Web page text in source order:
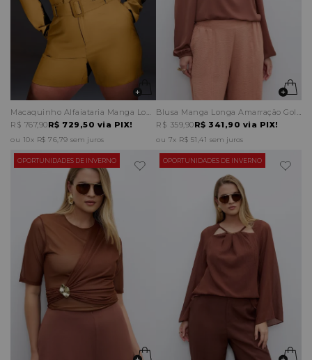
R$ 729,50 via PIX!
R$ 767,90
10x R$ 76,79sem juros
R$ 341,90 via PIX!
R$ 359,90
7x R$ 51,41 sem juros
OPORTUNIDADES DE INVERNO OPORTUNIDADES DE INVERNO